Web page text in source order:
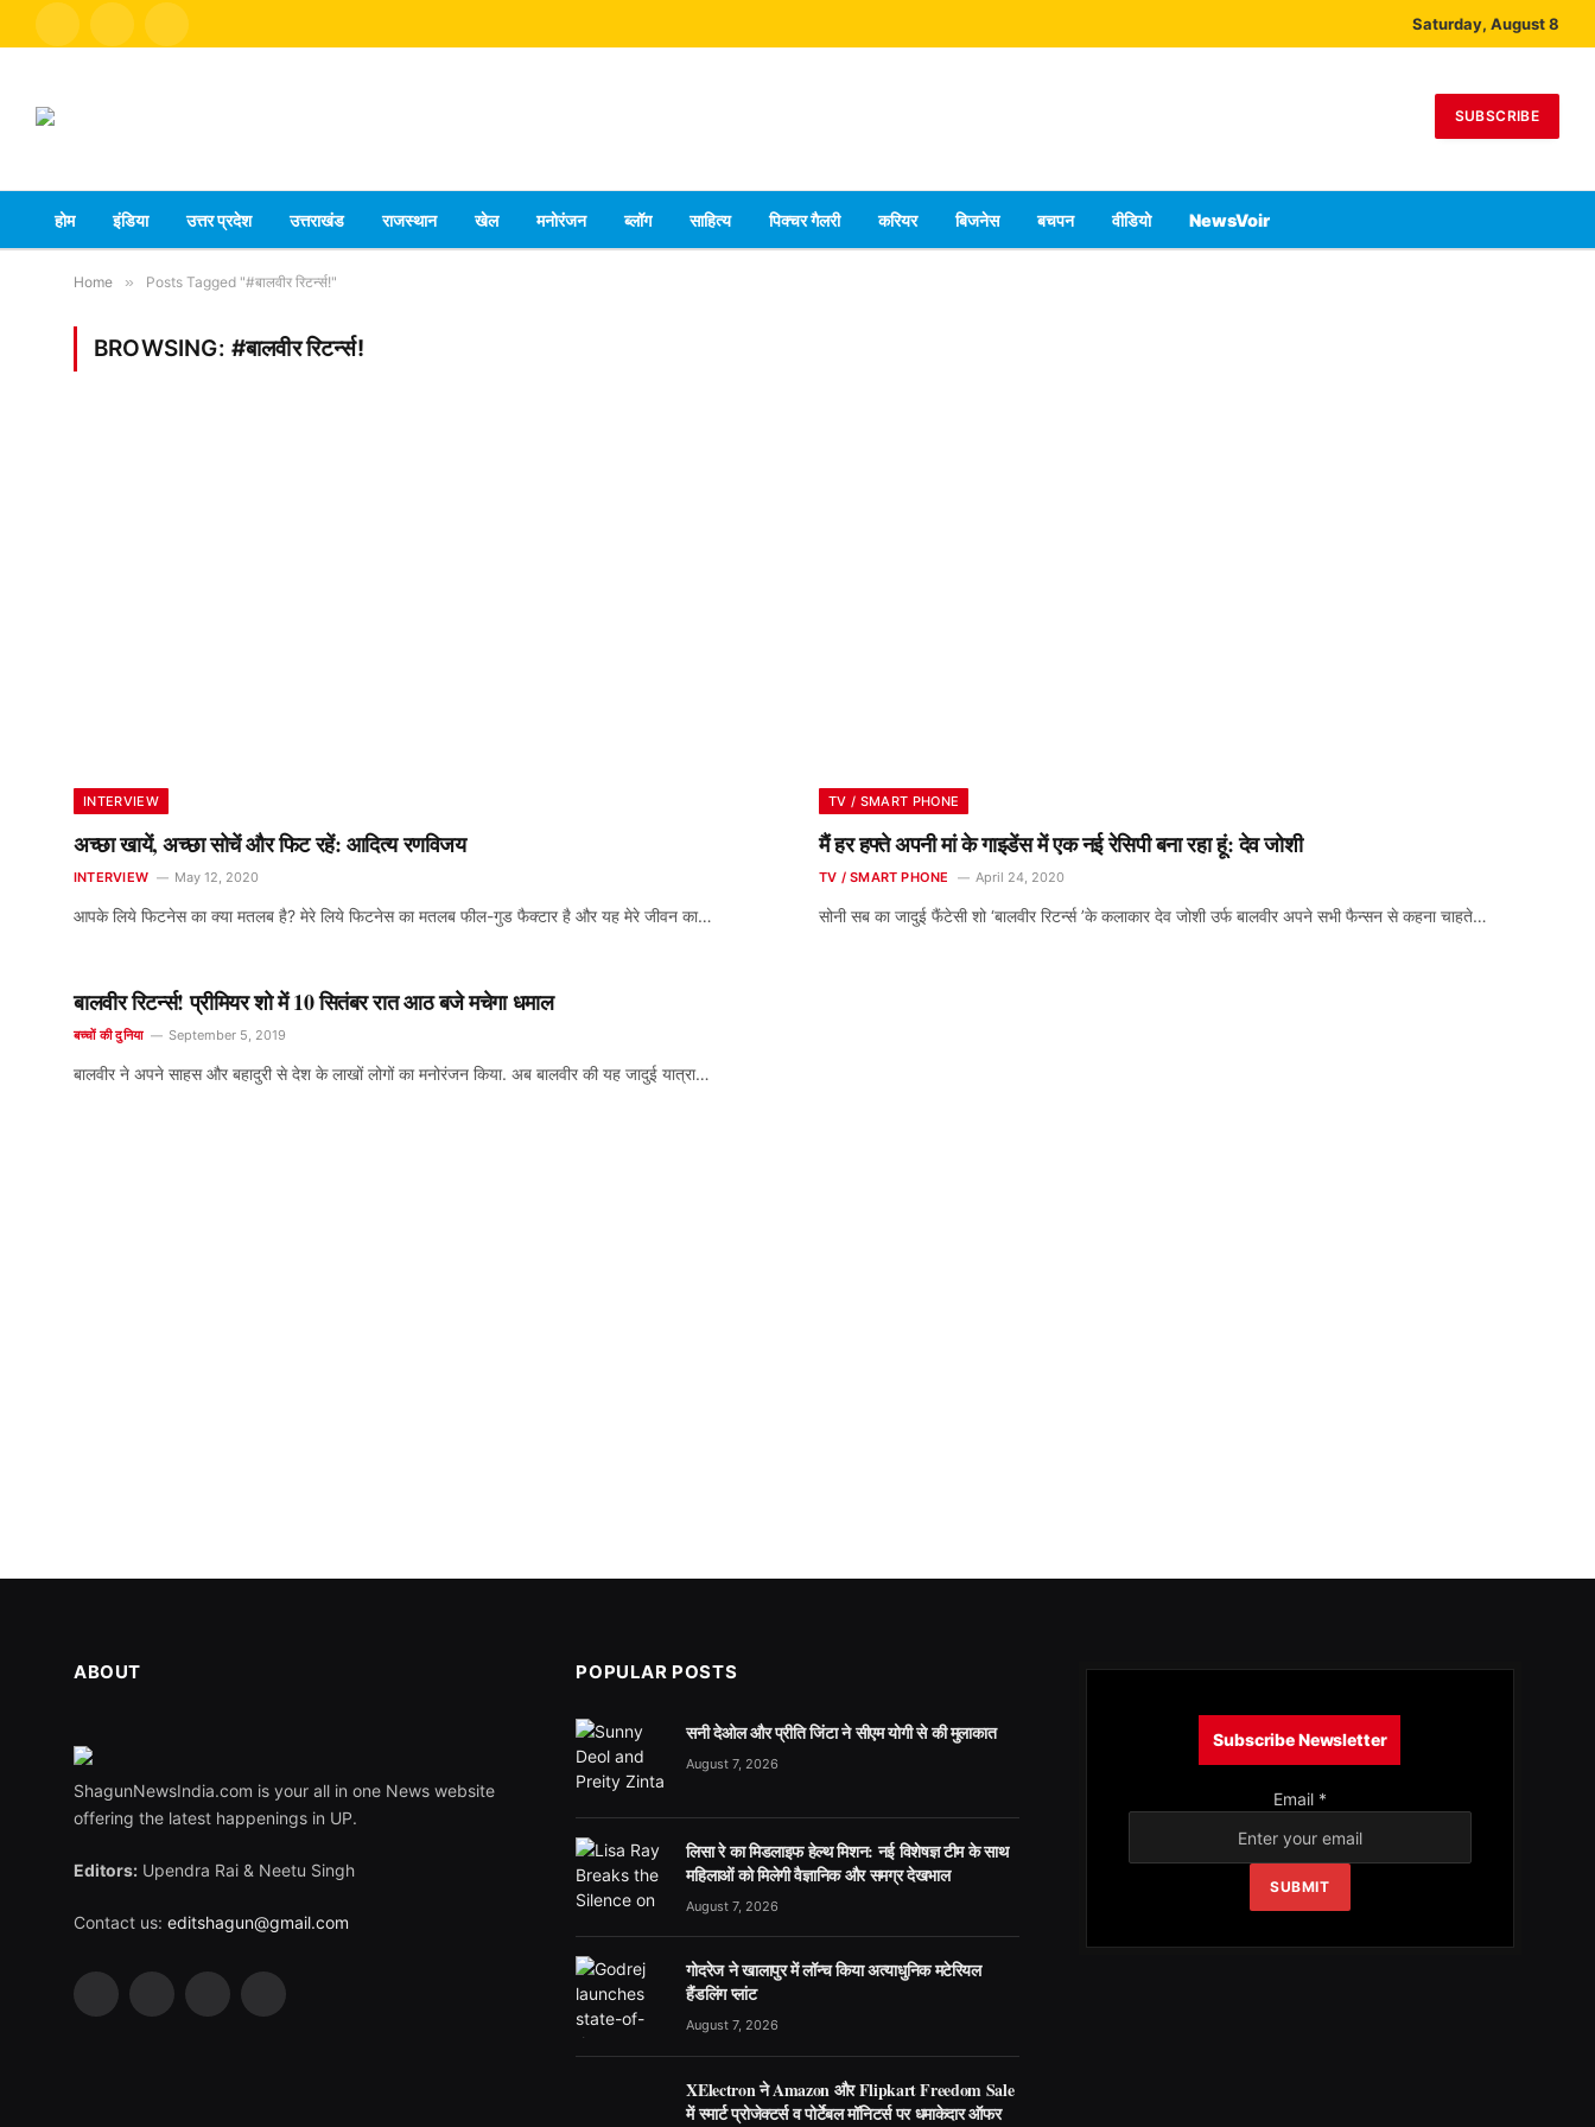
Facebook Instagram
Saturday, August 8
SUBSCRIBE
होम इंडिया उत्तर प्रदेश उत्तराखंड राजस्थान खेल मनोरंजन ब्लॉग साहित्य पिक्चर गैलरी करियर बिजनेस बचपन वीडियो NewsVoir
Home » Posts Tagged "#बालवीर रिटर्न्स!"
BROWSING: #बालवीर रिटर्न्स!
INTERVIEW
अच्‍छा खायें, अच्‍छा सोचें और फिट रहें: आदित्य रणविजय
INTERVIEW May 12, 2020
आपके लिये फिटनेस का क्या मतलब है? मेरे लिये फिटनेस का मतलब फील-गुड फैक्टार है और यह मेरे जीवन का…
TV / SMART PHONE
मैं हर हफ्ते अपनी मां के गाइडेंस में एक नई रेसिपी बना रहा हूं: देव जोशी
TV / SMART PHONE April 24, 2020
सोनी सब का जादुई फैंटेसी शो ‘बालवीर रिटर्न्स ’के कलाकार देव जोशी उर्फ बालवीर अपने सभी फैन्सन से कहना चाहते…
बालवीर रिटर्न्स! प्रीमियर शो में 10 सितंबर रात आठ बजे मचेगा धमाल
बच्चों की दुनिया September 5, 2019
बालवीर ने अपने साहस और बहादुरी से देश के लाखों लोगों का मनोरंजन किया. अब बालवीर की यह जादुई यात्रा…
ABOUT
ShagunNewsIndia.com is your all in one News website
offering the latest happenings in UP.
Editors: Upendra Rai & Neetu Singh
Contact us: editshagun@gmail.com
Facebook LinkedIn WhatsApp
POPULAR POSTS
सनी देओल और प्रीति जिंटा ने सीएम योगी से की मुलाकात
August 7, 2026
लिसा रे का मिडलाइफ हेल्थ मिशन: नई विशेषज्ञ टीम के साथ
महिलाओं को मिलेगी वैज्ञानिक और समग्र देखभाल
August 7, 2026
गोदरेज ने खालापुर में लॉन्च किया अत्याधुनिक मटेरियल
हैंडलिंग प्लांट
August 7, 2026
XElectron ने Amazon और Flipkart Freedom Sale
में स्मार्ट प्रोजेक्टर्स व पोर्टेबल मॉनिटर्स पर धमाकेदार ऑफर
Subscribe Newsletter
Email *
SUBMIT